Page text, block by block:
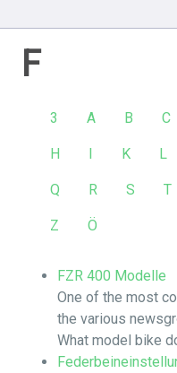
F
3 A B C
H I K L
Q R S T
Z Ö
FZR 400 Modelle
One of the most
the various
What model bike